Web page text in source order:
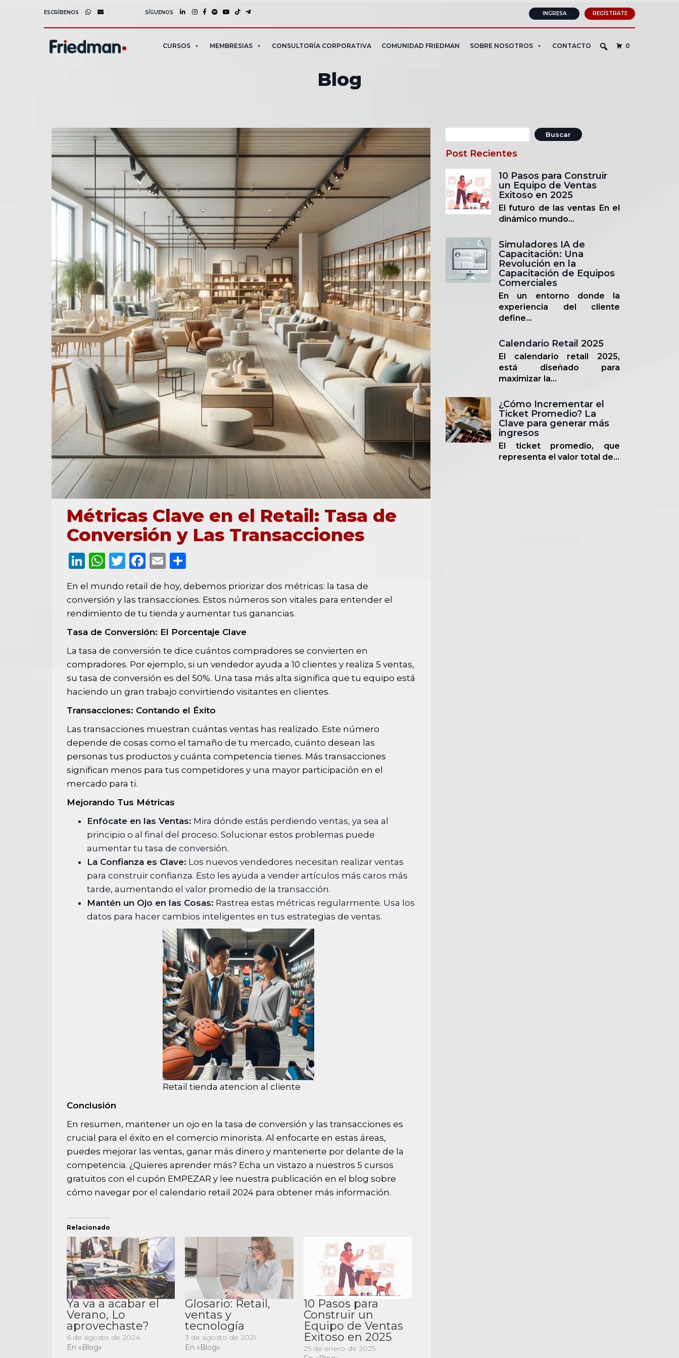
ESCRÍBENOS SÍGUENOS INGRESA REGÍSTRATE
CURSOS MEMBRESIAS CONSULTORÍA CORPORATIVA COMUNIDAD FRIEDMAN SOBRE NOSOTROS CONTACTO 0
Blog
Métricas Clave en el Retail: Tasa de
Conversión y Las Transacciones
LinkedIn
WhatsApp
Twitter
Facebook
Email
En el mundo retail de hoy, debemos priorizar dos métricas: la tasa de
conversión y las transacciones. Estos números son vitales para entender el
rendimiento de tu tienda y aumentar tus ganancias.
Tasa de Conversión: El Porcentaje Clave
La tasa de conversión te dice cuántos compradores se convierten en
compradores. Por ejemplo, si un vendedor ayuda a 10 clientes y realiza 5 ventas,
su tasa de conversión es del 50%. Una tasa más alta significa que tu equipo está
haciendo un gran trabajo convirtiendo visitantes en clientes.
Transacciones: Contando el Éxito
Las transacciones muestran cuántas ventas has realizado. Este número
depende de cosas como el tamaño de tu mercado, cuánto desean las
personas tus productos y cuánta competencia tienes. Más transacciones
significan menos para tus competidores y una mayor participación en el
mercado para ti.
Mejorando Tus Métricas
Enfócate en las Ventas: Mira dónde estás perdiendo ventas, ya sea al
principio o al final del proceso. Solucionar estos problemas puede
aumentar tu tasa de conversión.
La Confianza es Clave: Los nuevos vendedores necesitan realizar ventas
para construir confianza. Esto les ayuda a vender artículos más caros más
tarde, aumentando el valor promedio de la transacción.
Mantén un Ojo en las Cosas: Rastrea estas métricas regularmente. Usa los
datos para hacer cambios inteligentes en tus estrategias de ventas.
Retail tienda atencion al cliente
Conclusión
En resumen, mantener un ojo en la tasa de conversión y las transacciones es
crucial para el éxito en el comercio minorista. Al enfocarte en estas áreas,
puedes mejorar las ventas, ganar más dinero y mantenerte por delante de la
competencia. ¿Quieres aprender más? Echa un vistazo a nuestros 5 cursos
gratuitos con el cupón EMPEZAR y lee nuestra publicación en el blog sobre
cómo navegar por el calendario retail 2024 para obtener más información.
Relacionado
Ya va a acabar el
Verano, Lo
aprovechaste?
6 de agosto de 2024
En «Blog»
Glosario: Retail,
ventas y
tecnología
3 de agosto de 2021
En «Blog»
10 Pasos para
Construir un
Equipo de Ventas
Exitoso en 2025
25 de enero de 2025
Post Recientes
10 Pasos para Construir
un Equipo de Ventas
Exitoso en 2025
El futuro de las ventas En el
dinámico mundo...
Simuladores IA de
Capacitación: Una
Revolución en la
Capacitación de Equipos
Comerciales
En un entorno donde la
experiencia del cliente
define...
Calendario Retail 2025
El calendario retail 2025,
está diseñado para
maximizar la...
¿Cómo Incrementar el
Ticket Promedio? La
Clave para generar más
ingresos
El ticket promedio, que
representa el valor total de...